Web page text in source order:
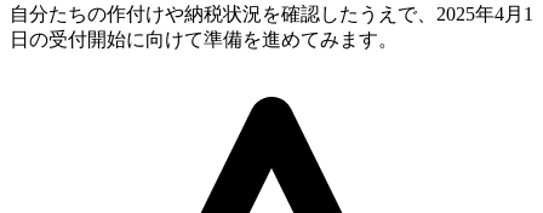
自分たちの作付けや納税状況を確認したうえで、2025年4月1
日の受付開始に向けて準備を進めてみます。